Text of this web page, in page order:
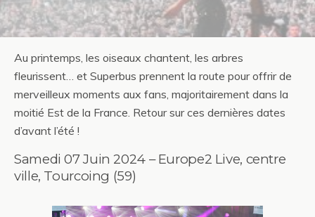
Au printemps, les oiseaux chantent, les arbres
fleurissent… et Superbus prennent la route pour offrir de
merveilleux moments aux fans, majoritairement dans la
moitié Est de la France. Retour sur ces dernières dates
d’avant l’été !
Samedi 07 Juin 2024 – Europe2 Live, centre
ville, Tourcoing (59)